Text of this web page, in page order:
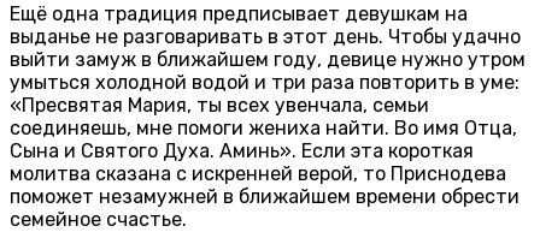
Ещё одна традиция предписывает девушкам на
выданье не разговаривать в этот день. Чтобы удачно
выйти замуж в ближайшем году, девице нужно утром
умыться холодной водой и три раза повторить в уме:
«Пресвятая Мария, ты всех увенчала, семьи
соединяешь, мне помоги жениха найти. Во имя Отца,
Сына и Святого Духа. Аминь». Если эта короткая
молитва сказана с искренней верой, то Приснодева
поможет незамужней в ближайшем времени обрести
семейное счастье.